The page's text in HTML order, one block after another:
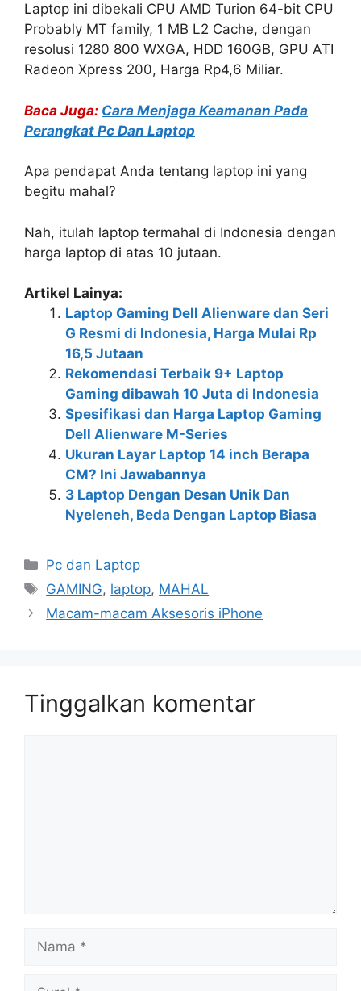
Laptop ini dibekali CPU AMD Turion 64-bit CPU
Probably MT family, 1 MB L2 Cache, dengan
resolusi 1280 800 WXGA, HDD 160GB, GPU ATI
Radeon Xpress 200, Harga Rp4,6 Miliar.
Baca Juga: Cara Menjaga Keamanan Pada
Perangkat Pc Dan Laptop
Apa pendapat Anda tentang laptop ini yang
begitu mahal?
Nah, itulah laptop termahal di Indonesia dengan
harga laptop di atas 10 jutaan.
Artikel Lainya:
Laptop Gaming Dell Alienware dan Seri
G Resmi di Indonesia, Harga Mulai Rp
16,5 Jutaan
Rekomendasi Terbaik 9+ Laptop
Gaming dibawah 10 Juta di Indonesia
Spesifikasi dan Harga Laptop Gaming
Dell Alienware M-Series
Ukuran Layar Laptop 14 inch Berapa
CM? Ini Jawabannya
3 Laptop Dengan Desan Unik Dan
Nyeleneh, Beda Dengan Laptop Biasa
Kategori
Pc dan Laptop
Tag
GAMING, laptop, MAHAL
Macam-macam Aksesoris iPhone
Tinggalkan komentar
Nama
Surel